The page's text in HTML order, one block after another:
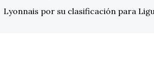
Lyonnais por su clasificación para